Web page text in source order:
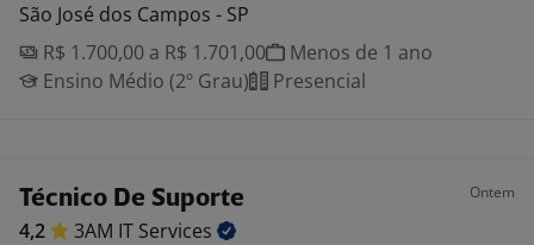
São José dos Campos - SP
R$ 1.700,00 a R$ 1.701,00
Menos de 1 ano
Ensino Médio (2º Grau)
Presencial
Técnico De Suporte Ontem
4,2 3AM IT Services